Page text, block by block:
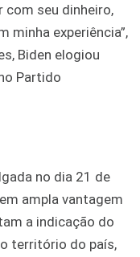
com seu dinheiro,
minha experiência”,
Biden elogiou
Partido
no dia 21 de
ampla vantagem
a indicação do
território do país,